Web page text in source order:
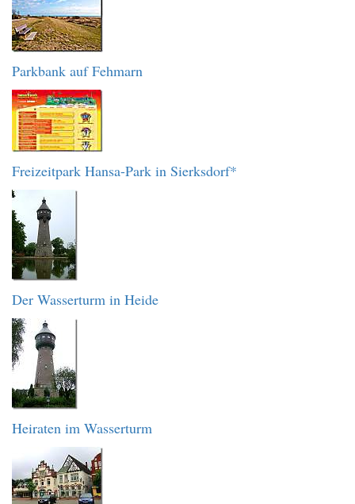
Parkbank auf Fehmarn
Freizeitpark Hansa-Park in Sierksdorf*
Der Wasserturm in Heide
Heiraten im Wasserturm